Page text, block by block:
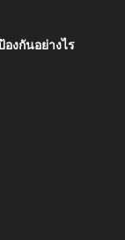
งกันอย่างไร